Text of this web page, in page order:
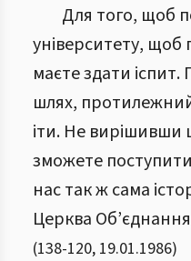
Для того, щоб
університету, щоб
маєте здати
шлях,
іти. Не вирішивши
зможете
нас так ж сама
Церква
(138-120, 19.01.1986)